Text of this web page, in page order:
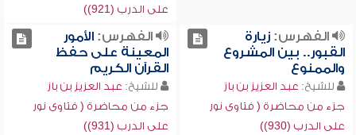
على الدرب (921))
الفهرس:زيارة
القبور.. بين المشروع
والممنوع
للشيخ: عبد العزيز بن باز
جزء من محاضرة ( فتاوى نور
على الدرب (930))
الفهرس:الأمور
المعينة على حفظ
القرآن الكريم
للشيخ: عبد العزيز بن باز
جزء من محاضرة ( فتاوى نور
على الدرب (931))